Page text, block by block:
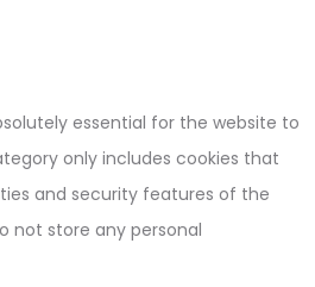
essential for the website to
only includes cookies that
and security features of the
not store any personal